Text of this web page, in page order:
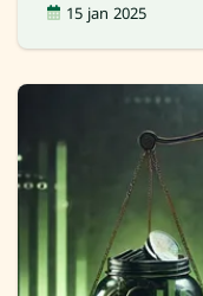
15 jan 2025